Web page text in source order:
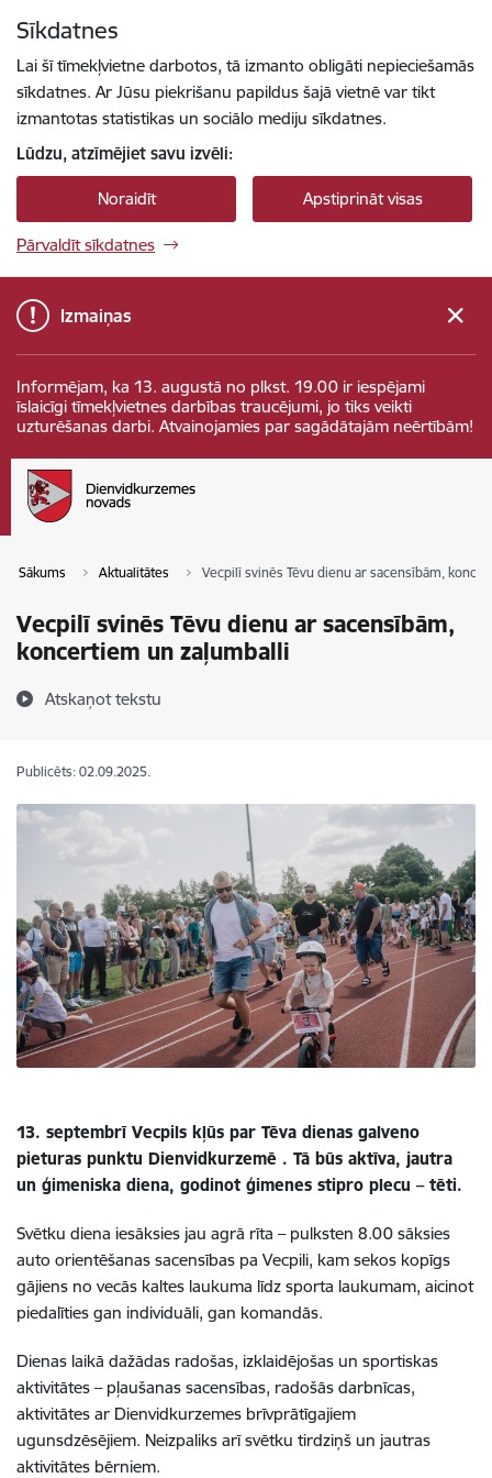
Sīkdatnes
Lai šī tīmekļvietne darbotos, tā izmanto obligāti nepieciešamās
sīkdatnes. Ar Jūsu piekrišanu papildus šajā vietnē var tikt
izmantotas statistikas un sociālo mediju sīkdatnes.
Lūdzu, atzīmējiet savu izvēli:
Noraidīt Apstiprināt visas
Pārvaldīt sīkdatnes
Izmaiņas
Informējam, ka 13. augustā no plkst. 19.00 ir iespējami
īslaicīgi tīmekļvietnes darbības traucējumi, jo tiks veikti
uzturēšanas darbi. Atvainojamies par sagādātajām neērtībām!
Sākums Aktualitātes Vecpilī svinēs Tēvu dienu ar sacensībām,
Vecpilī svinēs Tēvu dienu ar sacensībām,
koncertiem un zaļumballi
Atskaņot tekstu
Publicēts: 02.09.2025.
13. septembrī Vecpils kļūs par Tēva dienas galveno
pieturas punktu Dienvidkurzemē . Tā būs aktīva, jautra
un ģimeniska diena, godinot ģimenes stipro plecu – tēti.
Svētku diena iesāksies jau agrā rīta – pulksten 8.00 sāksies
auto orientēšanas sacensības pa Vecpili, kam sekos kopīgs
gājiens no vecās kaltes laukuma līdz sporta laukumam, aicinot
piedalīties gan individuāli, gan komandās.
Dienas laikā dažādas radošas, izklaidējošas un sportiskas
aktivitātes – pļaušanas sacensības, radošās darbnīcas,
aktivitātes ar Dienvidkurzemes brīvprātīgajiem
ugunsdzēsējiem. Neizpaliks arī svētku tirdziņš un jautras
aktivitātes bērniem.